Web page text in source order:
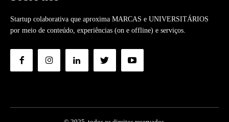
Startup colaborativa que aproxima MARCAS e UNIVERSITÁRIOS
por meio de conteúdo, experiências (on e offline) e serviços.